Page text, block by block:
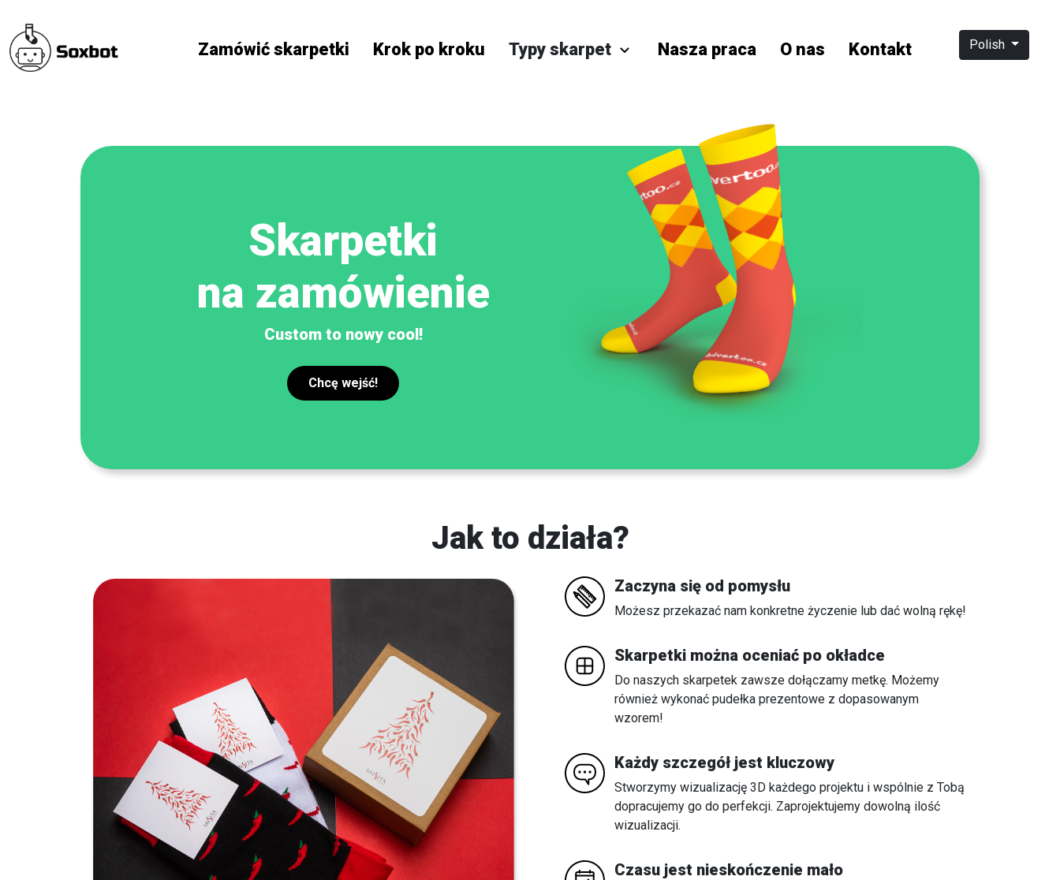
Zamówić skarpetki Krok po kroku Typy skarpet Nasza praca O nas Kontakt Polish
Skarpetki
na zamówienie
Custom to nowy cool!
Chcę wejść!
Jak to działa?
Zaczyna się od pomysłu
Możesz przekazać nam konkretne życzenie lub dać wolną rękę!
Skarpetki można oceniać po okładce
Do naszych skarpetek zawsze dołączamy metkę. Możemy
również wykonać pudełka prezentowe z dopasowanym
wzorem!
Każdy szczegół jest kluczowy
Stworzymy wizualizację 3D każdego projektu i wspólnie z Tobą
dopracujemy go do perfekcji. Zaprojektujemy dowolną ilość
wizualizacji.
Czasu jest nieskończenie mało